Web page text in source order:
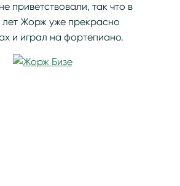
приветствовали, так что в
лет Жорж уже прекрасно
и играл на фортепиано.